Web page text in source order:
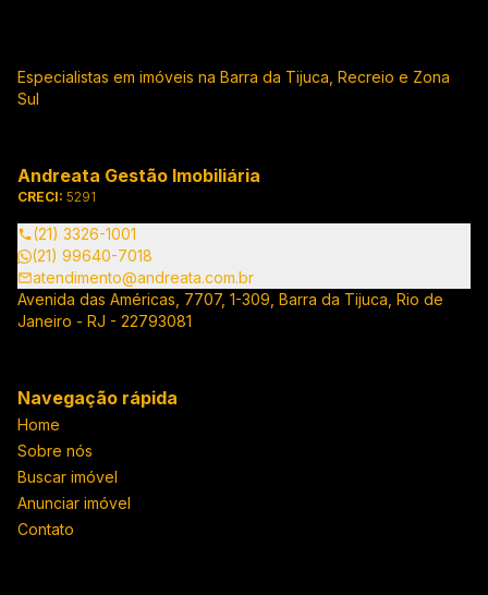
Especialistas em imóveis na Barra da Tijuca, Recreio e Zona
Sul
Andreata Gestão Imobiliária
CRECI: 5291
(21) 3326-1001
(21) 99640-7018
atendimento@andreata.com.br
Avenida das Américas, 7707, 1-309, Barra da Tijuca, Rio de
Janeiro - RJ - 22793081
Navegação rápida
Home
Sobre nós
Buscar imóvel
Anunciar imóvel
Contato